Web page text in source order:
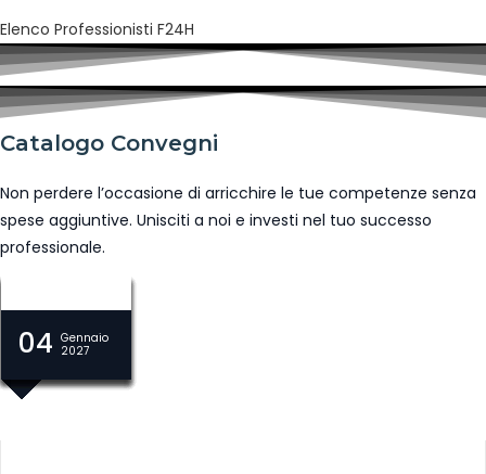
Elenco Professionisti F24H
Catalogo Convegni
Non perdere l’occasione di arricchire le tue competenze senza
spese aggiuntive. Unisciti a noi e investi nel tuo successo
professionale.
04 Gennaio
2027
04 Gennaio
2027
04 Gennaio
2027
04 Gennaio
2027
04 Gennaio
2027
04 Gennaio
2027
04 Gennaio
2027
04 Gennaio
2027
04 Gennaio
2027
04 Gennaio
2027
04 Gennaio
2027
04 Gennaio
2027